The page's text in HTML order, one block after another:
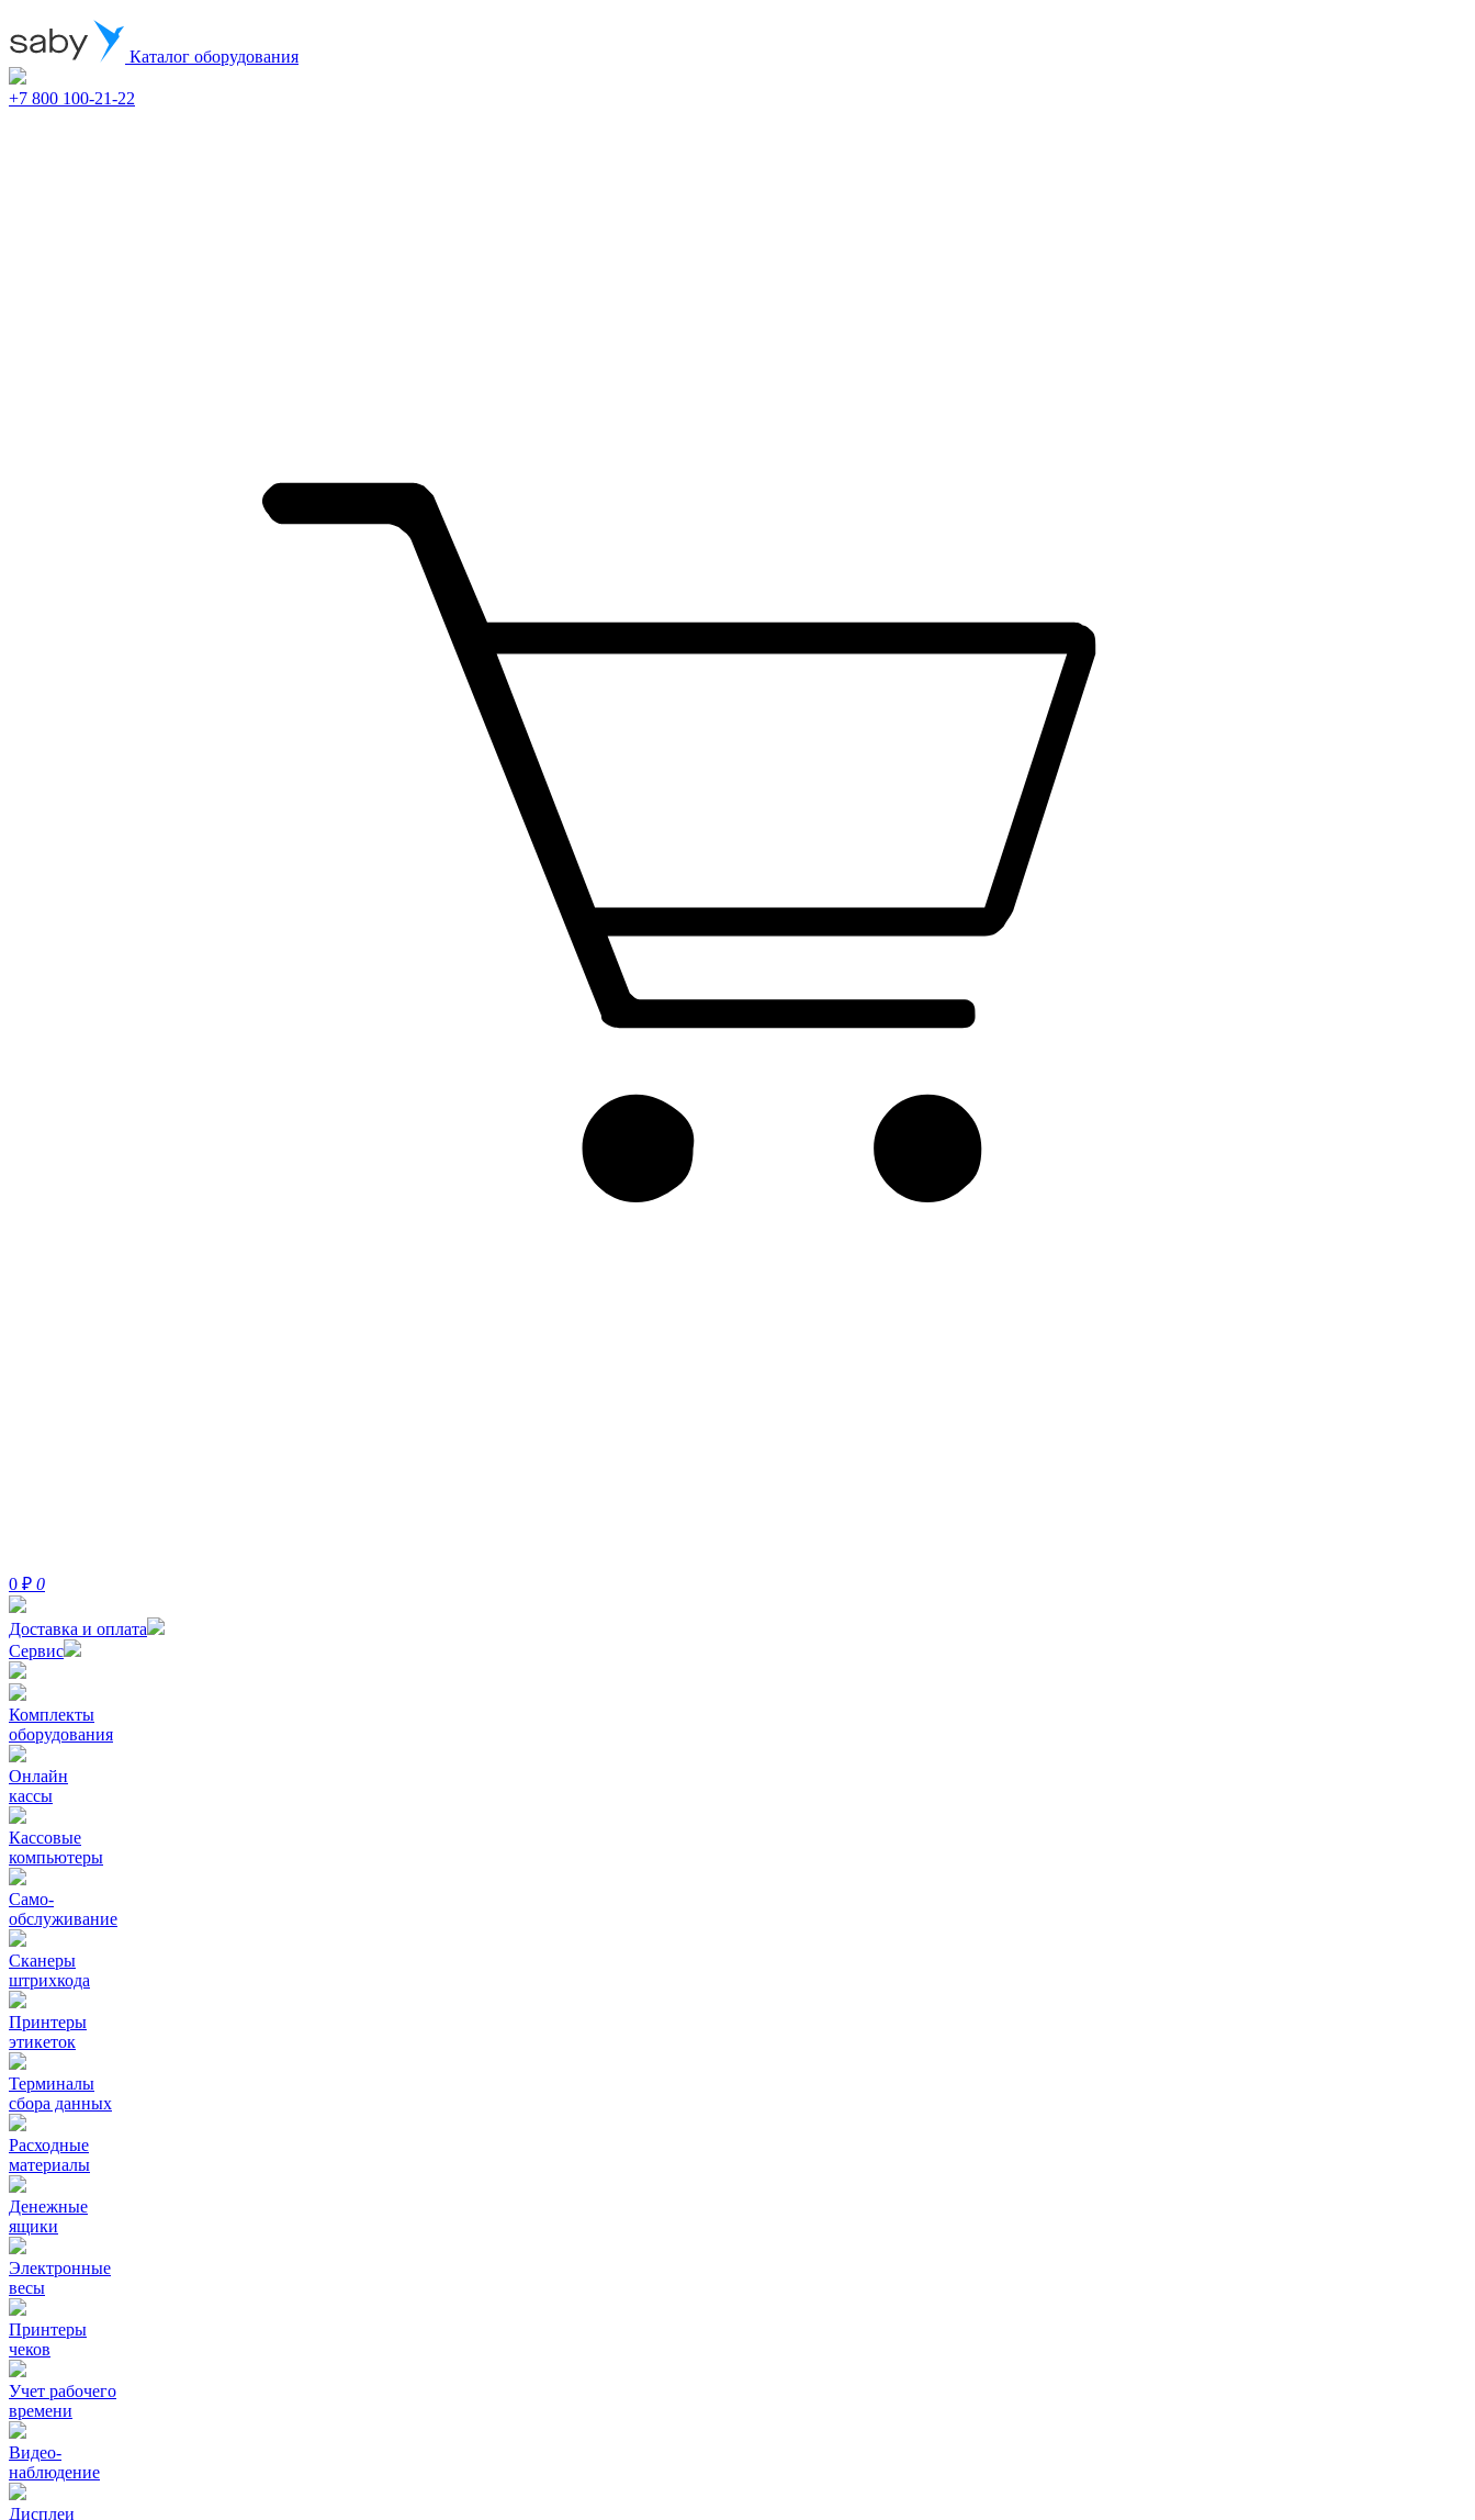
Каталог оборудования
+7 800 100-21-22
0 ₽ 0
Доставка и оплата
Сервис
Комплекты
оборудования
Онлайн
кассы
Кассовые
компьютеры
Само-
обслуживание
Сканеры
штрихкода
Принтеры
этикеток
Терминалы
сбора данных
Расходные
материалы
Денежные
ящики
Электронные
весы
Принтеры
чеков
Учет рабочего
времени
Видео‑
наблюдение
Дисплеи